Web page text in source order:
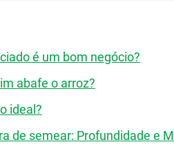
é um bom negócio?
abafe o arroz?
ideal?
de semear: Profundidade e